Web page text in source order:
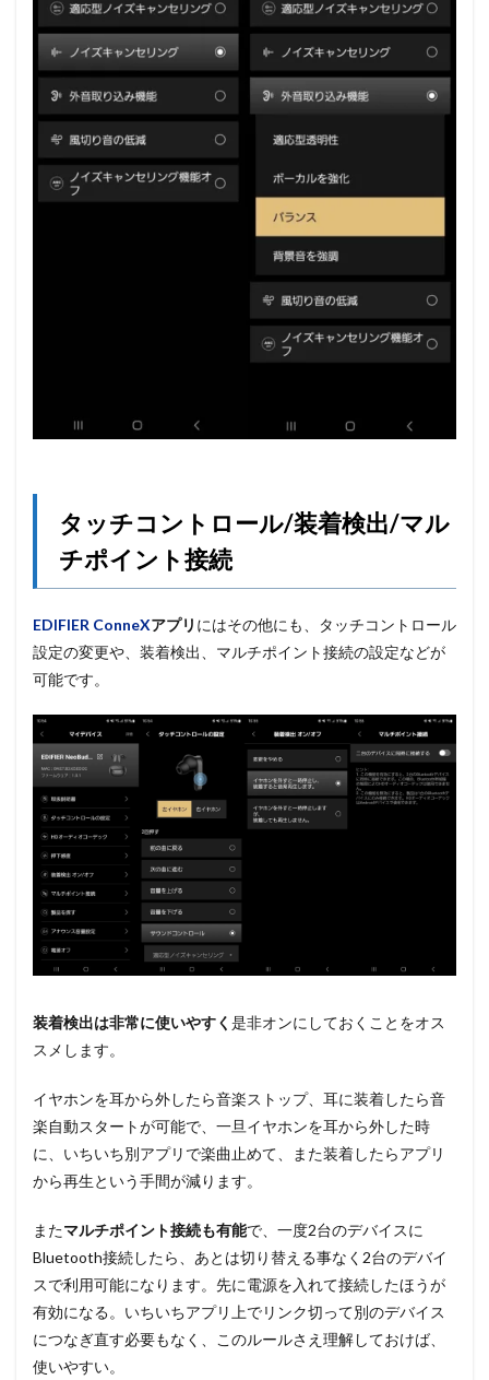
タッチコントロール/装着検出/マル
チポイント接続
EDIFIER ConneXアプリ にはその他にも、タッチコントロール
設定の変更や、装着検出、マルチポイント接続の設定などが
可能です。
装着検出は非常に使いやすく 是非オンにしておくことをオス
スメします。
イヤホンを耳から外したら音楽ストップ、耳に装着したら音
楽自動スタートが可能で、一旦イヤホンを耳から外した時
に、いちいち別アプリで楽曲止めて、また装着したらアプリ
から再生という手間が減ります。
またマルチポイント接続も有能で、一度2台のデバイスに
Bluetooth接続したら、あとは切り替える事なく2台のデバイ
スで利用可能になります。先に電源を入れて接続したほうが
有効になる。いちいちアプリ上でリンク切って別のデバイス
につなぎ直す必要もなく、このルールさえ理解しておけば、
使いやすい。